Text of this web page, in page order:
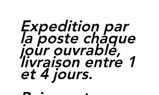
Expedition par
la poste chaque
jour ouvrable,
livraison entre 1
et 4 jours.